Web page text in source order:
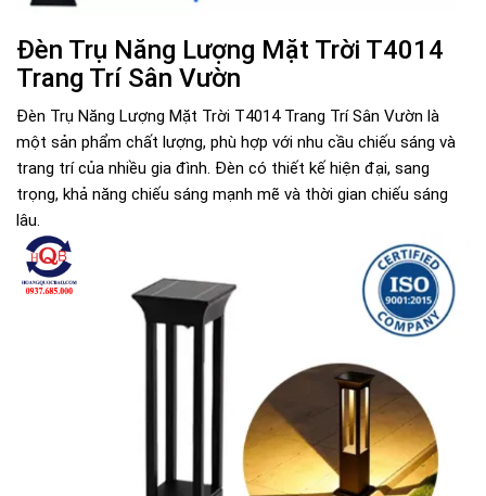
Đèn Trụ Năng Lượng Mặt Trời T4014
Trang Trí Sân Vườn
Đèn Trụ Năng Lượng Mặt Trời T4014 Trang Trí Sân Vườn là
một sản phẩm chất lượng, phù hợp với nhu cầu chiếu sáng và
trang trí của nhiều gia đình. Đèn có thiết kế hiện đại, sang
trọng, khả năng chiếu sáng mạnh mẽ và thời gian chiếu sáng
lâu.